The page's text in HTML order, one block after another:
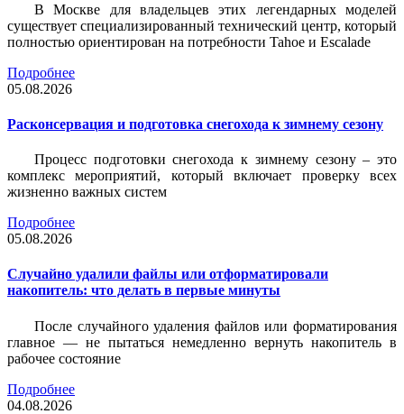
В Москве для владельцев этих легендарных моделей
существует специализированный технический центр, который
полностью ориентирован на потребности Tahoe и Escalade
Подробнее
05.08.2026
Расконсервация и подготовка снегохода к зимнему сезону
Процесс подготовки снегохода к зимнему сезону – это
комплекс мероприятий, который включает проверку всех
жизненно важных систем
Подробнее
05.08.2026
Случайно удалили файлы или отформатировали
накопитель: что делать в первые минуты
После случайного удаления файлов или форматирования
главное — не пытаться немедленно вернуть накопитель в
рабочее состояние
Подробнее
04.08.2026